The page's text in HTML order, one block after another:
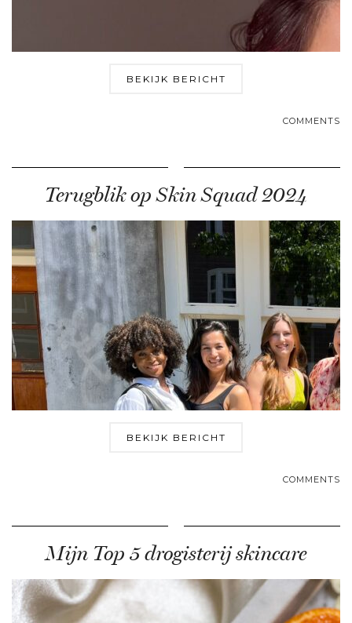
BEKIJK BERICHT
COMMENTS
Terugblik op Skin Squad 2024
BEKIJK BERICHT
COMMENTS
Mijn Top 5 drogisterij skincare